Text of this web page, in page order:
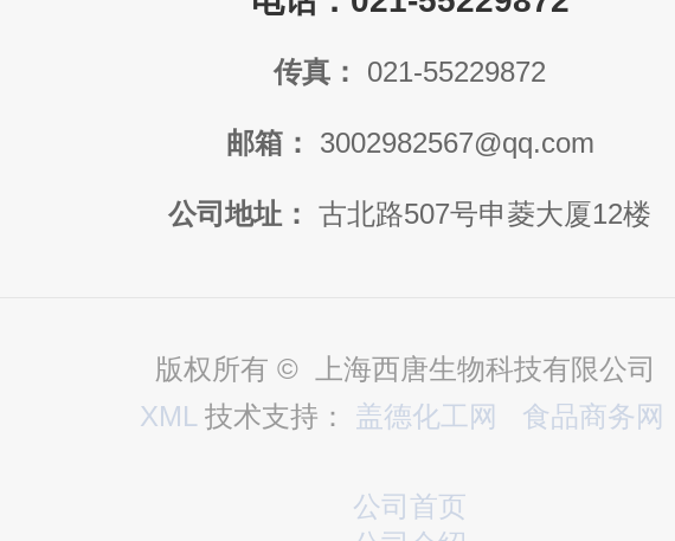
传真： 021-55229872
邮箱： 3002982567@qq.com
公司地址： 古北路507号申菱大厦12楼
版权所有 © 上海西唐生物科技有限公司
XML技术支持： 盖德化工网 食品商务网
公司首页